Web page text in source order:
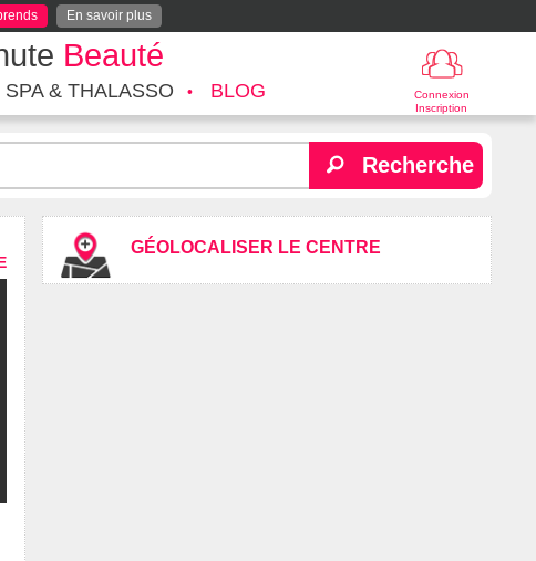
En savoir plus
Beauté
Connexion
Inscription
SPA & THALASSO BLOG
Recherche
GÉOLOCALISER LE CENTRE